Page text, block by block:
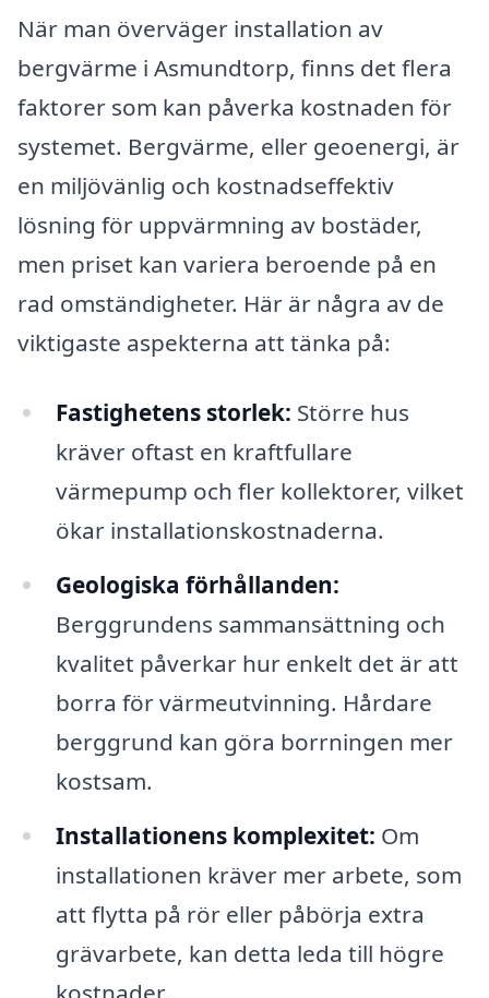
När man överväger installation av
bergvärme i Asmundtorp, finns det flera
faktorer som kan påverka kostnaden för
systemet. Bergvärme, eller geoenergi, är
en miljövänlig och kostnadseffektiv
lösning för uppvärmning av bostäder,
men priset kan variera beroende på en
rad omständigheter. Här är några av de
viktigaste aspekterna att tänka på:
Fastighetens storlek: Större hus
kräver oftast en kraftfullare
värmepump och fler kollektorer, vilket
ökar installationskostnaderna.
Geologiska förhållanden:
Berggrundens sammansättning och
kvalitet påverkar hur enkelt det är att
borra för värmeutvinning. Hårdare
berggrund kan göra borrningen mer
kostsam.
Installationens komplexitet: Om
installationen kräver mer arbete, som
att flytta på rör eller påbörja extra
grävarbete, kan detta leda till högre